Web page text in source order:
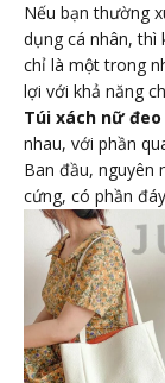
Nếu bạn thường
dụng cá nhân, thì
chỉ là một trong
lợi với khả năng
Túi xách nữ
nhau, với phần
Ban đầu, nguyên
cứng, có phần